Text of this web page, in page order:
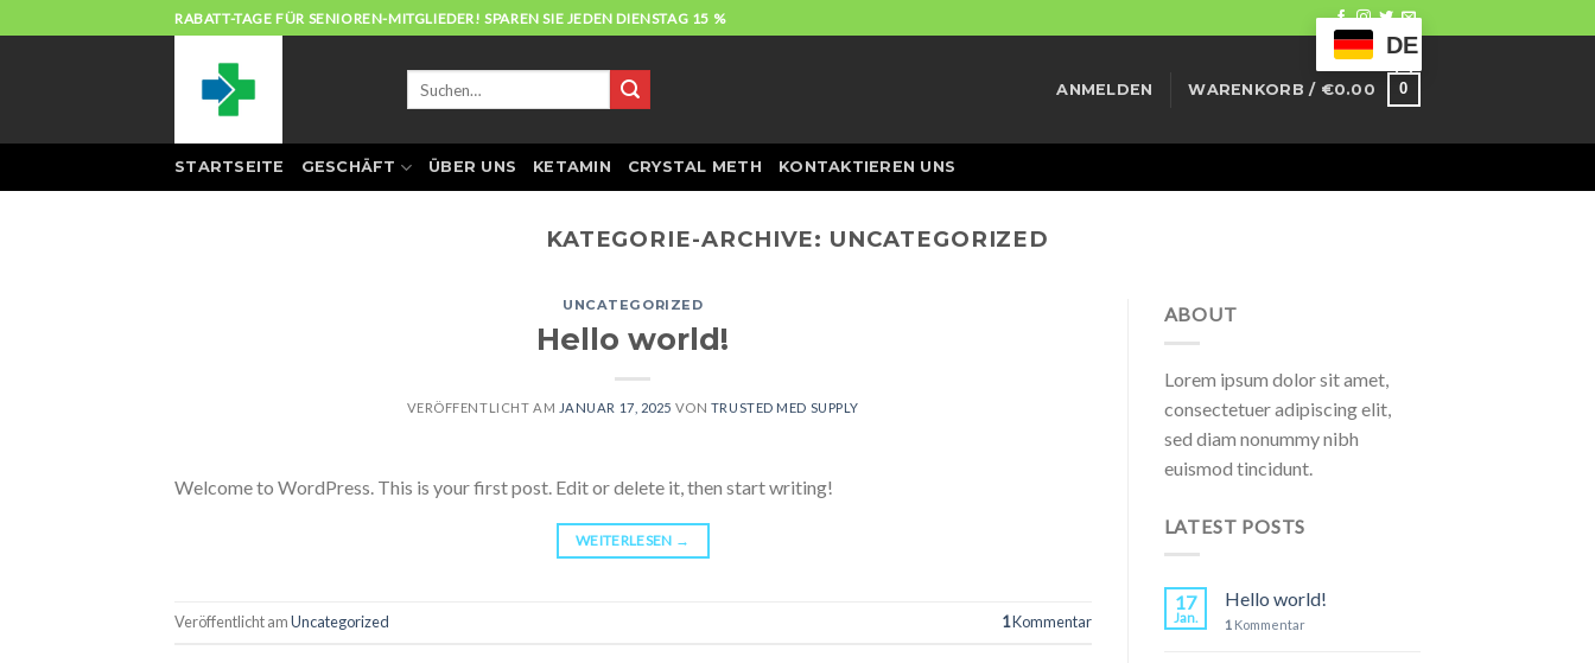
Inhalt
RABATT-TAGE FÜR SENIOREN-MITGLIEDER! SPAREN SIE JEDEN DIENSTAG 15 %
DE
ANMELDEN WARENKORB / €0.00 0
STARTSEITE GESCHÄFT ÜBER UNS KETAMIN CRYSTAL METH KONTAKTIEREN UNS
KATEGORIE-ARCHIVE: UNCATEGORIZED
UNCATEGORIZED
Hello world!
VERÖFFENTLICHT AM JANUAR 17, 2025 VON TRUSTED MED SUPPLY
Welcome to WordPress. This is your first post. Edit or delete it, then start writing!
WEITERLESEN →
Veröffentlicht amUncategorized 1Kommentar
ABOUT
Lorem ipsum dolor sit amet,
consectetuer adipiscing elit,
sed diam nonummy nibh
euismod tincidunt.
LATEST POSTS
17
Jan.
Hello world!
1Kommentar